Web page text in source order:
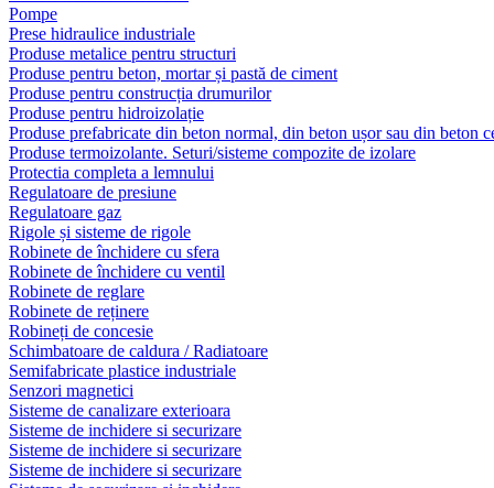
Pompe
Prese hidraulice industriale
Produse metalice pentru structuri
Produse pentru beton, mortar și pastă de ciment
Produse pentru construcția drumurilor
Produse pentru hidroizolație
Produse prefabricate din beton normal, din beton ușor sau din beton
Produse termoizolante. Seturi/sisteme compozite de izolare
Protectia completa a lemnului
Regulatoare de presiune
Regulatoare gaz
Rigole și sisteme de rigole
Robinete de închidere cu sfera
Robinete de închidere cu ventil
Robinete de reglare
Robinete de reținere
Robineți de concesie
Schimbatoare de caldura / Radiatoare
Semifabricate plastice industriale
Senzori magnetici
Sisteme de canalizare exterioara
Sisteme de inchidere si securizare
Sisteme de inchidere si securizare
Sisteme de inchidere si securizare